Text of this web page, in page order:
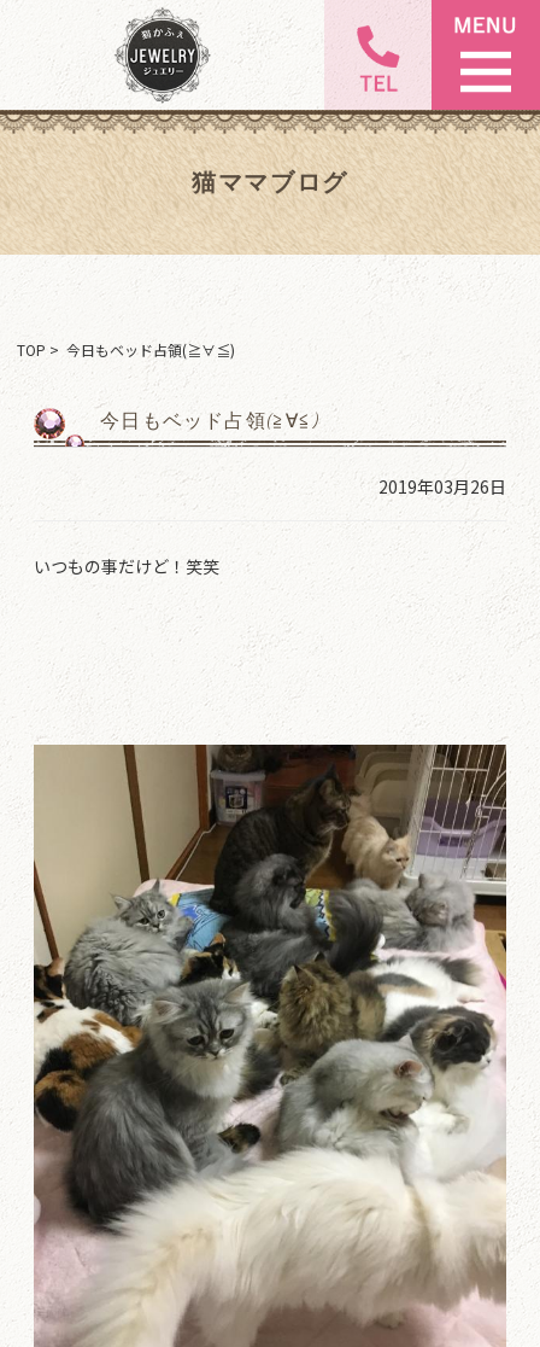
猫ママブログ
TOP > 今日もベッド占領(≧∀≦)
今日もベッド占領(≧∀≦)
2019年03月26日
いつもの事だけど！笑笑